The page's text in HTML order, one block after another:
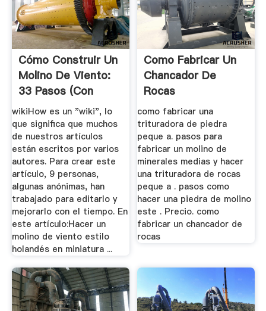
Cómo Construir Un
Molino De Viento:
33 Pasos (con
Fotos)
wikiHow es un "wiki", lo
que significa que muchos
de nuestros artículos
están escritos por varios
autores. Para crear este
artículo, 9 personas,
algunas anónimas, han
trabajado para editarlo y
mejorarlo con el tiempo. En
este artículo:Hacer un
molino de viento estilo
holandés en miniatura ...
Como Fabricar Un
Chancador De
Rocas
como fabricar una
trituradora de piedra
peque a. pasos para
fabricar un molino de
minerales medias y hacer
una trituradora de rocas
peque a . pasos como
hacer una piedra de molino
este . Precio. como
fabricar un chancador de
rocas